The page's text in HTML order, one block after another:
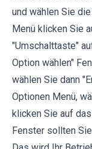
und wählen Sie
Menü klicken Sie
"Umschalttaste"
Option wählen"
wählen Sie dann
Optionen Menü,
klicken Sie auf
Fenster sollten